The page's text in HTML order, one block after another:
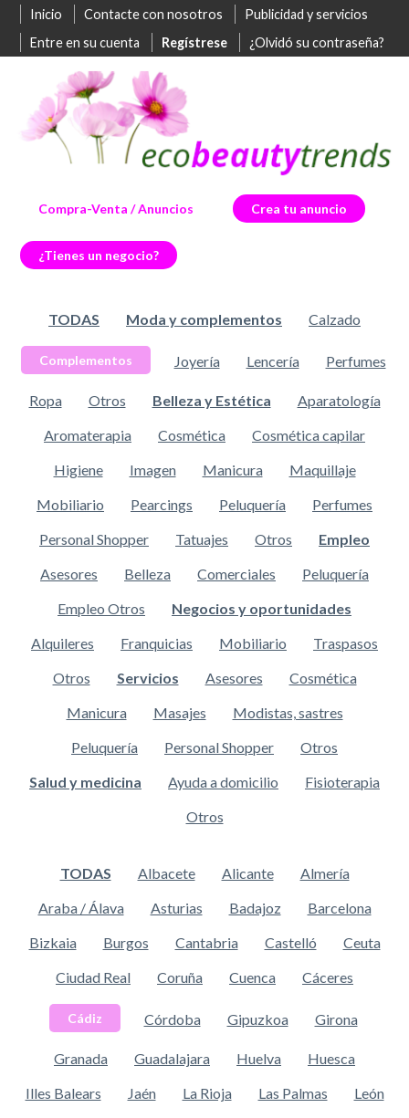
Inicio Contacte con nosotros
Publicidad y servicios
Entre en su cuenta
Regístrese ¿Olvidó su contraseña?
Compra-Venta / Anuncios Crea tu anuncio
¿Tienes un negocio?
TODAS Moda y complementos Calzado
Complementos Joyería Lencería Perfumes
Ropa Otros Belleza y Estética
Aparatología
Aromaterapia
Cosmética
Cosmética capilar
Higiene
Imagen Manicura
Maquillaje
Mobiliario
Pearcings Peluquería
Perfumes
Personal Shopper
Tatuajes Otros
Empleo
Asesores
Belleza Comerciales
Peluquería
Empleo Otros
Negocios y oportunidades
Alquileres
Franquicias Mobiliario
Traspasos
Otros
Servicios Asesores
Cosmética
Manicura
Masajes
Modistas, sastres
Peluquería
Personal Shopper
Otros
Salud y medicina
Ayuda a domicilio
Fisioterapia
Otros
TODAS Albacete Alicante
Almería
Araba / Álava
Asturias Badajoz
Barcelona
Bizkaia
Burgos Cantabria Castelló
Ceuta
Ciudad Real
Coruña Cuenca Cáceres
Cádiz Córdoba Gipuzkoa Girona
Granada Guadalajara Huelva
Huesca
Illes Balears
Jaén La Rioja Las Palmas
León